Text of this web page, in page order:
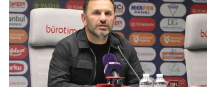
EKONOMİ
DÜNYA
MAGAZİN
GALERİ